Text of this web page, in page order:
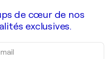
de cœur de nos
exclusives.